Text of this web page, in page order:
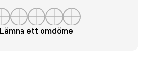
Lämna ett omdöme